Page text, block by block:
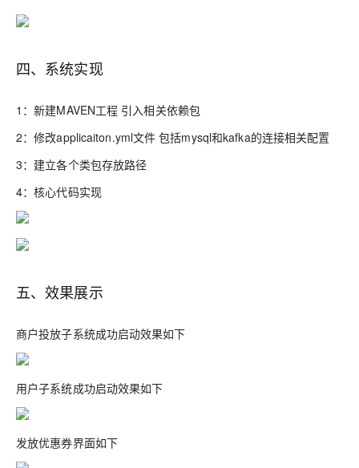
四、系统实现
1：新建MAVEN工程 引入相关依赖包
2：修改applicaiton.yml文件 包括mysql和kafka的连接相关配置
3：建立各个类包存放路径
4：核心代码实现
五、效果展示
商户投放子系统成功启动效果如下
用户子系统成功启动效果如下
发放优惠券界面如下